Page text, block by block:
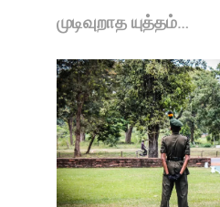
முடிவுறாத யுத்தம்…